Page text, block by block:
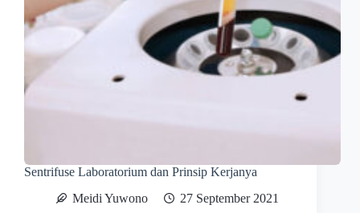
Sentrifuse Laboratorium dan Prinsip Kerjanya
Meidi Yuwono
27 September 2021